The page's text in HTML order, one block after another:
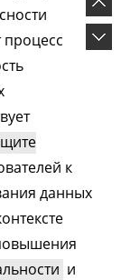
процесс
к
данных
и